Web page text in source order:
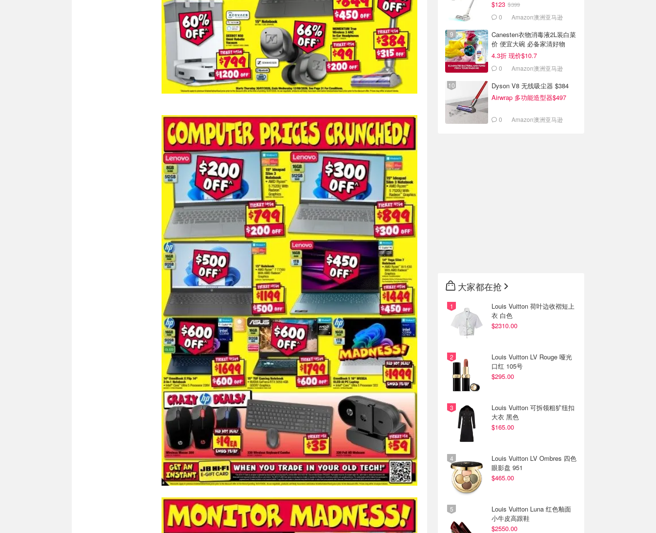
$123 $399
0 Amazon澳洲亚马逊
Canesten衣物消毒液2L装白菜
价 便宜大碗 必备家清好物
4.3折 现价$10.7
0 Amazon澳洲亚马逊
Dyson V8 无线吸尘器 $384
Airwrap 多功能造型器$497
0 Amazon澳洲亚马逊
大家都在抢
Louis Vuitton 荷叶边收褶短上
衣 白色
$2310.00
Louis Vuitton LV Rouge 哑光
口红 105号
$295.00
Louis Vuitton 可拆领粗犷纽扣
大衣 黑色
$165.00
Louis Vuitton LV Ombres 四色
眼影盘 951
$465.00
Louis Vuitton Luna 红色釉面
小牛皮高跟鞋
$2550.00